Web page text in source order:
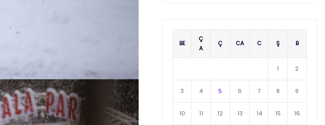
BE
Ç
A
Ç CA C Ş B
1 2
3 4 5 6 7 8 9
10 11 12 13 14 15 16